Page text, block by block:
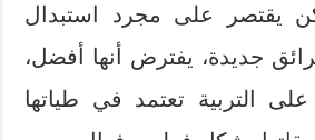
يقتصر على مجرد استبدال
جديدة، يفترض أنها أفضل،
التربية تعتمد في طياتها